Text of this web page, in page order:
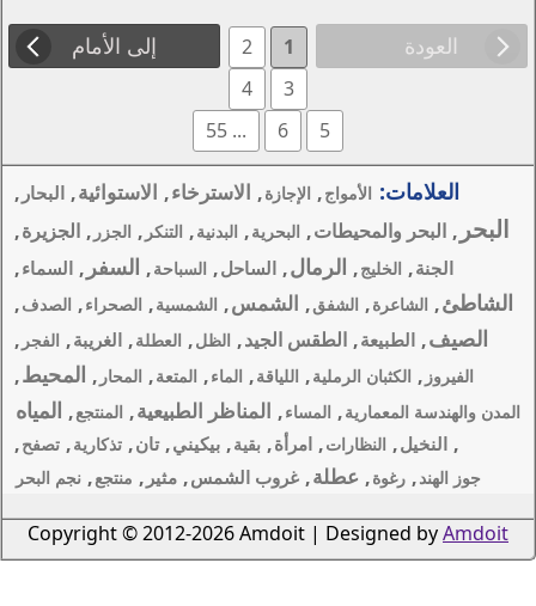
الاسترخاء,الاستوائية ,البحار,
,البدنية,التنكر,الجزر,الجزيرة,
,السباحة,السفر ,السماء,
,الشمسية, الصحراء,الصدف,
,الظل, العطلة, الغريبة,الفجر,
الماء,المتعة,المحار,المحيط,
,المناظر الطبيعية, المنتجع,المياه
بيكيني,تان,تذكارية ,تصفح ,
الشمس,مثير,منتجع,نجم البحر
Copyright © 2012-2026